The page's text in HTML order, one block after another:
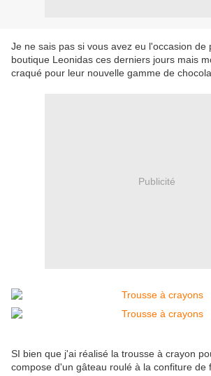
Je ne sais pas si vous avez eu l'occasion de
boutique Leonidas ces derniers jours mais
craqué pour leur nouvelle gamme de
Publicité
SI bien que j'ai réalisé la trousse à crayon
compose d'un gâteau roulé à la confiture de